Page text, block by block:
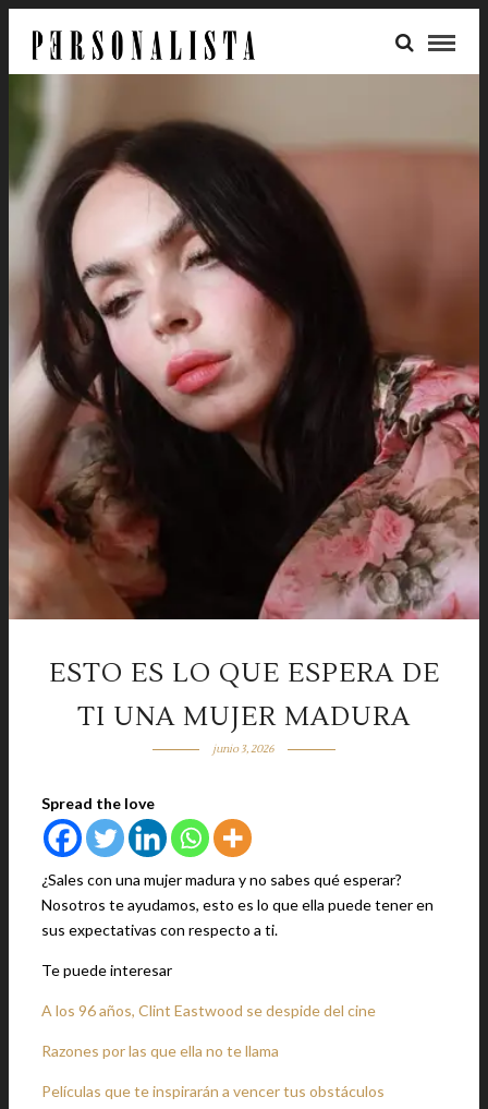
ESTO ES LO QUE ESPERA DE
TI UNA MUJER MADURA
junio 3, 2026
Spread the love
¿Sales con una mujer madura y no sabes qué esperar?
Nosotros te ayudamos, esto es lo que ella puede tener en
sus expectativas con respecto a ti.
Te puede interesar
A los 96 años, Clint Eastwood se despide del cine
Razones por las que ella no te llama
Películas que te inspirarán a vencer tus obstáculos